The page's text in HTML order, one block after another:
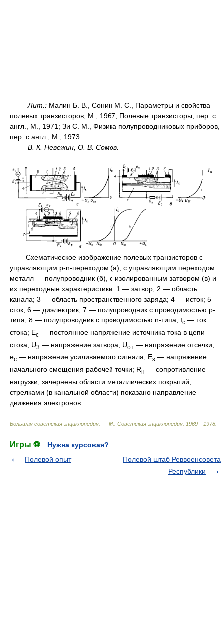
Лит.: Малин Б. В., Сонин М. С., Параметры и свойства
полевых транзисторов, М., 1967; Полевые транзисторы, пер. с
англ., М., 1971; Зи С. М., Физика полупроводниковых приборов,
пер. с англ., М., 1973.
В. К. Невежин, О. В. Сомов.
Схематическое изображение полевых транзисторов с
управляющим р-n-переходом (а), с управляющим переходом
металл — полупроводник (б), с изолированным затвором (в) и
их переходные характеристики: 1 — затвор; 2 — область
канала; 3 — область пространственного заряда; 4 — исток; 5 —
сток; 6 — диэлектрик; 7 — полупроводник с проводимостью р-
типа; 8 — полупроводник с проводимостью n-типа; Ic — ток
стока; Ec — постоянное напряжение источника тока в цепи
стока; U3 — напряжение затвора; Uoт — напряжение отсечки;
ec — напряжение усиливаемого сигнала; Ез — напряжение
начального смещения рабочей точки; Rн — сопротивление
нагрузки; зачернены области металлических покрытий;
стрелками (в канальной области) показано направление
движения электронов.
Большая советская энциклопедия. — М.: Советская энциклопедия 1969—1978
Игры ⚽
Нужна курсовая?
Полевой опыт
Полевой штаб Реввоенсовета
Республики